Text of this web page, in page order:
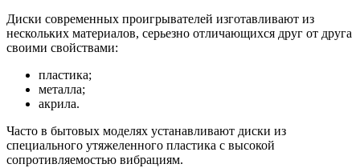
Диски современных проигрывателей изготавливают из
нескольких материалов, серьезно отличающихся друг от друга
своими свойствами:
пластика;
металла;
акрила.
Часто в бытовых моделях устанавливают диски из
специального утяжеленного пластика с высокой
сопротивляемостью вибрациям.